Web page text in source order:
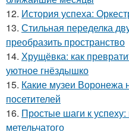
12. История успеха:
13. Стильная переделка
преобразить пространство
14. Хрущёвка: как
уютное гнёздышко
15. Какие музеи Воронежа
посетителей
16. Простые шаги к
метельчатого